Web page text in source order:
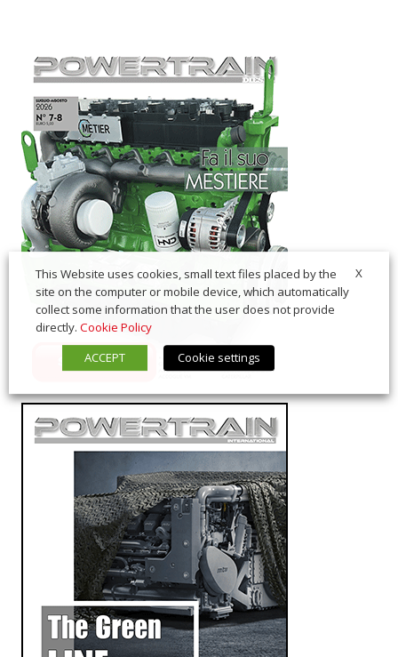
X
This Website uses cookies, small text files placed by the
site on the computer or mobile device, which automatically
collect some information that the user does not provide
directly. Cookie Policy
ACCEPT
Cookie settings